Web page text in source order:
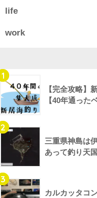
life
work
1
【完全攻略】
【40年通った
2
三重県神島は
あって釣り天国
3
カルカッタコ